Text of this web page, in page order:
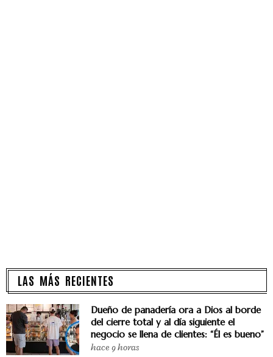
LAS MÁS RECIENTES
Dueño de panadería ora a Dios al borde
del cierre total y al día siguiente el
negocio se llena de clientes: “Él es bueno”
hace 9 horas